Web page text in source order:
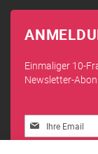
Einmaliger 10-
Newsletter-
Melden
Sie